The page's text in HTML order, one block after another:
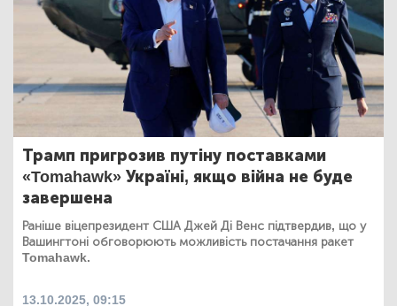
Трамп пригрозив путіну поставками
«Tomahawk» Україні, якщо війна не буде
завершена
Раніше віцепрезидент США Джей Ді Венс підтвердив, що у
Вашингтоні обговорюють можливість постачання ракет
Tomahawk.
13.10.2025, 09:15